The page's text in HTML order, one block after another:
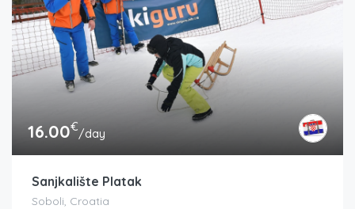
16.00€/day
Sanjkalište Platak
Soboli, Croatia